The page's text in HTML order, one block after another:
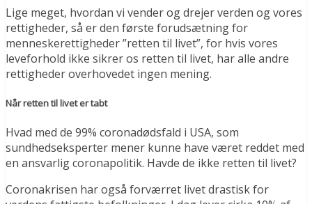
Lige meget, hvordan vi vender og drejer verden og vores
rettigheder, så er den første forudsætning for
menneskerettigheder ”retten til livet”, for hvis vores
leveforhold ikke sikrer os retten til livet, har alle andre
rettigheder overhovedet ingen mening.
Når retten til livet er tabt
Hvad med de 99% coronadødsfald i USA, som
sundhedseksperter mener kunne have været reddet med
en ansvarlig coronapolitik. Havde de ikke retten til livet?
Coronakrisen har også forværret livet drastisk for